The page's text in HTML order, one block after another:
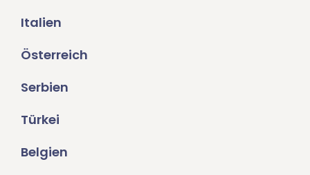
Italien
Österreich
Serbien
Türkei
Belgien